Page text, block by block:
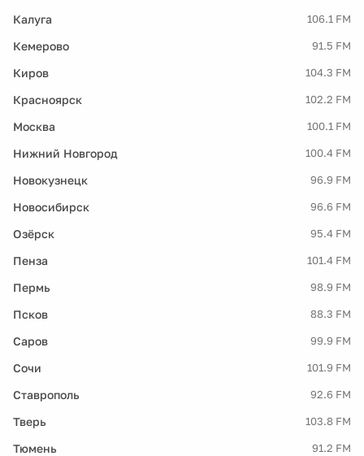
Калуга 106.1 FM
Кемерово 91.5 FM
Киров 104.3 FM
Красноярск 102.2 FM
Москва 100.1 FM
Нижний Новгород 100.4 FM
Новокузнецк 96.9 FM
Новосибирск 96.6 FM
Озёрск 95.4 FM
Пенза 101.4 FM
Пермь 98.9 FM
Псков 88.3 FM
Саров 99.9 FM
Сочи 101.9 FM
Ставрополь 92.6 FM
Тверь 103.8 FM
Тюмень 91.2 FM